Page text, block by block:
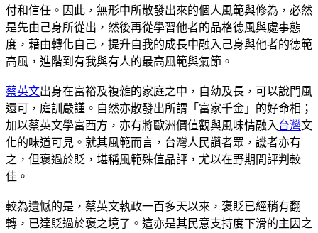
付和信任。因此，無形中所散發出來的個人風範與修為，必然
是先由己身所從出，然後再從學習他者的品格德風與處事態
度，藉由轉化自己，提升自我的成長中融入己身與他者的德範
高風，進階到有我與有人的最高風範與氣節。
蔡英文出身在富裕及複雜的家庭之中，自幼及長，可以說門風
還可，庭訓嚴謹。自然亦散發出所謂「富家千金」的好命相；
加以蔡英文學富西方，亦有將歐洲價值觀與風味情融入 台灣文
化的味道可見。就其風範而言，台灣人民讚者眾，譏者亦有
之，但褒過於貶，堪稱風範殊值品評，尤以在野期間評判較
佳。
較為遺憾的是，蔡英文執政一百多天以來，褒貶已經稍有翻
轉，已達貶過於褒之境了。這亦是其民意支持度下滑的主因之